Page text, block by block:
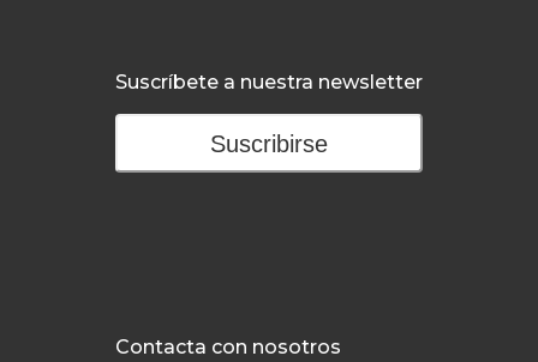
Suscríbete a nuestra newsletter
Suscribirse
Contacta con nosotros